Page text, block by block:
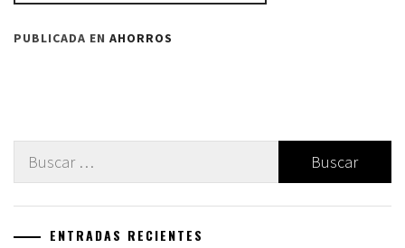
PUBLICADA EN AHORROS
Buscar:
ENTRADAS RECIENTES